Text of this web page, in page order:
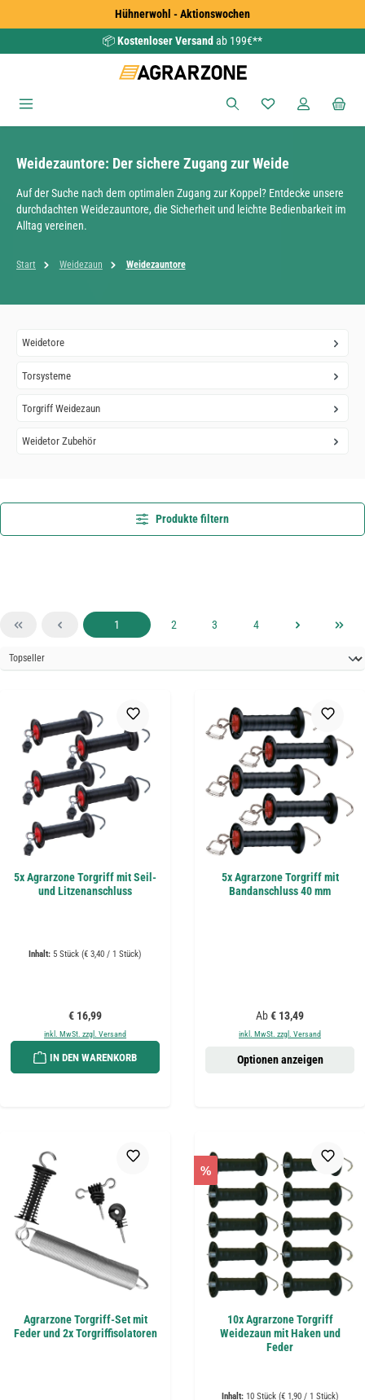
Zum Hauptinhalt springenHühnerwohl - Aktionswochen
📦Kostenloser Versand ab 199€**
Du hast 0
Weidezauntore: Der sichere Zugang zur Weide
Auf der Suche nach dem optimalen Zugang zur Koppel? Entdecke unsere
durchdachten Weidezauntore, die Sicherheit und leichte Bedienbarkeit im
Alltag vereinen.
Start Weidezaun Weidezauntore
Weidetore
Torsysteme
Torgriff Weidezaun
Weidetor Zubehör
Produkte filtern
Seite
1 Seite
2 Seite
3 Seite
4
5x Agrarzone Torgriff mit Seil-
und Litzenanschluss
Inhalt: 5 Stück (€ 3,40 / 1 Stück)
Regulärer Preis:
€ 16,99
inkl. MwSt. zzgl. Versand
IN DEN WARENKORB
5x Agrarzone Torgriff mit
Bandanschluss 40 mm
Regulärer Preis:
Ab€ 13,49
inkl. MwSt. zzgl. Versand
Optionen anzeigen
Agrarzone Torgriff-Set mit
Feder und 2x Torgriffisolatoren
%
10x Agrarzone Torgriff
Weidezaun mit Haken und
Feder
Inhalt: 10 Stück (€ 1,90 / 1 Stück)